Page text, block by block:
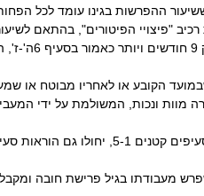
הקובע או לאחריו מבוטח או
מוות ונכות, המשולמת על ידי
5(א) להלן (להלן ביחד: "הסדר פנסיה מיטיב").